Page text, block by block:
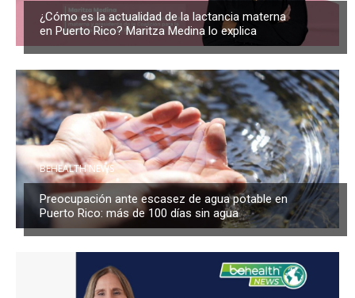
¿Cómo es la actualidad de la lactancia materna
en Puerto Rico? Maritza Medina lo explica
BEHEALTH NEWS
Preocupación ante escasez de agua potable en
Puerto Rico: más de 100 días sin agua